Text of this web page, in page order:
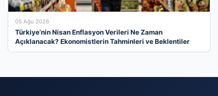
05 Ağu 2026
Türkiye’nin Nisan Enflasyon Verileri Ne Zaman
Açıklanacak? Ekonomistlerin Tahminleri ve Beklentiler